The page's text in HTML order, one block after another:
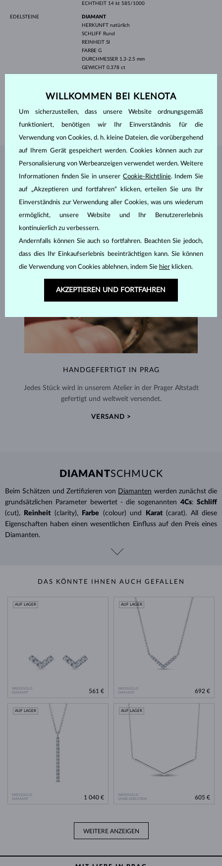
ECHTHEIT 14 kt 585/1000
EDELSTEINE
DIAMANT
HERKUNFT natürlich
SCHLIFF Rund
REINHEIT SI
FARBE G
DURCHMESSER 1.3-2.5 mm
GEWICHT 0.378 ct
6.50 mm
GEWICHT
SCHMUCK AUS DEMKLENOTA ATELIER
HANDGEFERTIGT IN PRAG
Jedes Stück wird in unserem Atelier in der Prager Altstadt
gefertigt und weltweit versendet.
VERSAND >
DIAMANTSCHMUCK
Beim Schätzen und Zertifizieren von Diamanten werden zunächst die
grundsätzlichen Parameter bewertet - die sogenannten 4Cs: Schliff
(cut),
Reinheit (clarity), Farbe (colour) und Karat (carat). All diese
Eigenschaften haben einen wesentlichen Einfluss auf den Preis eines
Diamanten.
DAS KÖNNTE IHNEN AUCH GEFALLEN
WEISSGOLD
DIAMANT
AUF LAGER
561 €
WEISSGOLD
DIAMANT
AUF LAGER
692 €
WEISSGOLD
DIAMANT
AUF LAGER
1 040 €
WEISSGOLD
OHNE EDELSTEIN
AUF LAGER
605 €
WEITERE ANZEIGEN
WILLKOMMEN BEI KLENOTA
Um sicherzustellen, dass unsere Website ordnungsgemäß
funktioniert, benötigen wir Ihr Einverständnis für die
Verwendung von Cookies, d. h. kleine Dateien, die vorübergehend
auf Ihrem Gerät gespeichert werden. Cookies können auch zur
Personalisierung von Werbeanzeigen verwendet werden. Weitere
Informationen finden Sie in unserer Cookie-Richtlinie. Indem Sie
auf „Akzeptieren und fortfahren“ klicken, erteilen Sie uns Ihr
Einverständnis zur Verwendung aller Cookies, was uns wiederum
ermöglicht, unsere Website und Ihr Benutzererlebnis
kontinuierlich zu verbessern.
Andernfalls können Sie auch so fortfahren. Beachten Sie jedoch,
dass dies Ihr Einkaufserlebnis beeinträchtigen kann. Sie können
die Verwendung von Cookies ablehnen, indem Sie hier klicken.
AKZEPTIEREN UND FORTFAHREN